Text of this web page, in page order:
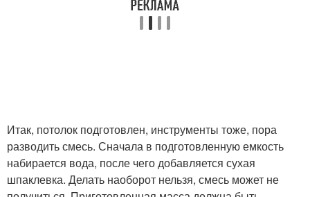
Итак, потолок подготовлен, инструменты тоже, пора
разводить смесь. Сначала в подготовленную емкость
набирается вода, после чего добавляется сухая
шпаклевка. Делать наоборот нельзя, смесь может не